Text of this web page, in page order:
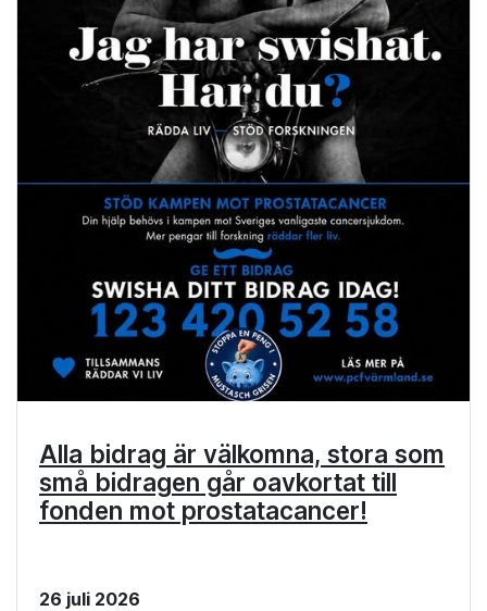
Alla bidrag är välkomna, stora som
små bidragen går oavkortat till
fonden mot prostatacancer!
26 juli 2026